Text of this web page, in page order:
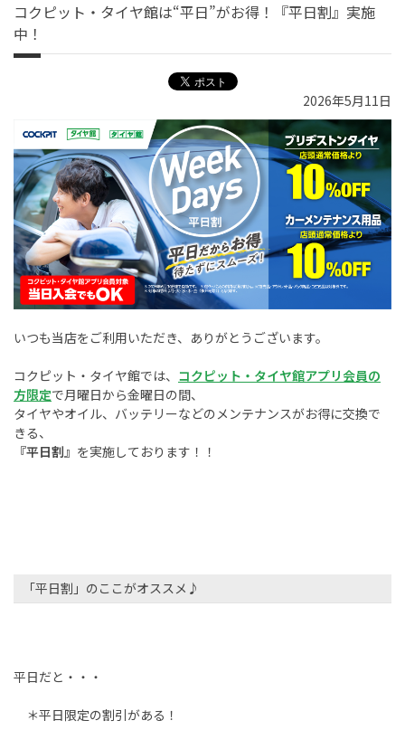
コクピット・タイヤ館は“平日”がお得！『平日割』実施
中！
2026年5月11日
いつも当店をご利用いただき、ありがとうございます。
コクピット・タイヤ館では、 コクピット・タイヤ館アプリ会員の
方限定で月曜日から金曜日の間、
タイヤやオイル、 バッテリーなどの メンテナンスがお得に交換で
きる、
『平日割』 を実施しております！！
「平日割」のここがオススメ♪
平日だと・・・
＊平日限定の割引がある！